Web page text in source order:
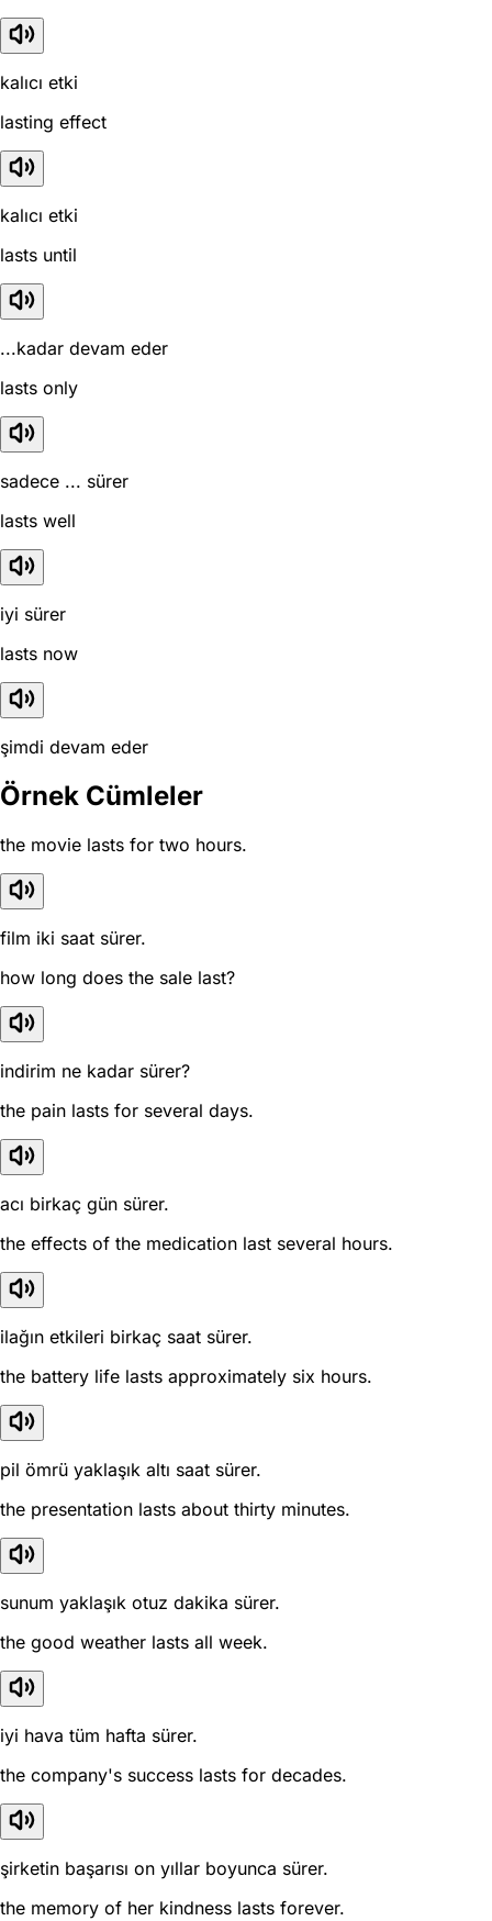
kalıcı etki
lasting effect
kalıcı etki
lasts until
...kadar devam eder
lasts only
sadece ... sürer
lasts well
iyi sürer
lasts now
şimdi devam eder
Örnek Cümleler
the movie lasts for two hours.
film iki saat sürer.
how long does the sale last?
indirim ne kadar sürer?
the pain lasts for several days.
acı birkaç gün sürer.
the effects of the medication last several hours.
ilağın etkileri birkaç saat sürer.
the battery life lasts approximately six hours.
pil ömrü yaklaşık altı saat sürer.
the presentation lasts about thirty minutes.
sunum yaklaşık otuz dakika sürer.
the good weather lasts all week.
iyi hava tüm hafta sürer.
the company's success lasts for decades.
şirketin başarısı on yıllar boyunca sürer.
the memory of her kindness lasts forever.